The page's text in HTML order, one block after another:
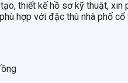
thiết kế hồ sơ kỹ thuật,
hợp với đặc thù nhà phố cổ